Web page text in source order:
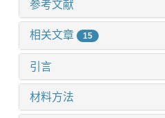
参考文献
相关文章 15
引言
材料方法